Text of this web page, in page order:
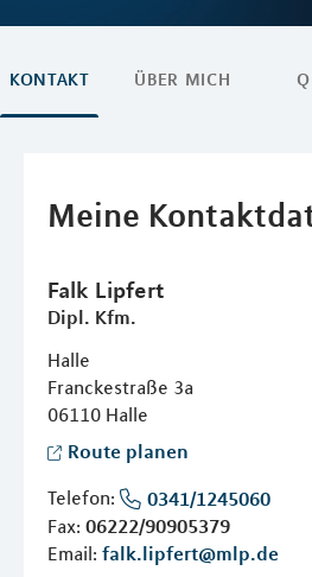
KONTAKT ÜBER MICH
Meine
Falk Lipfert
Dipl. Kfm.
Halle
Franckestraße 3a
06110 Halle
Route planen
Telefon:
0341/1245060
Fax: 06222/90905379
Email: falk.lipfert@mlp.de